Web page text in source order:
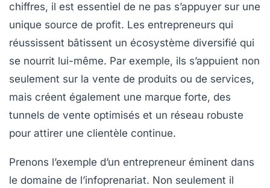
chiffres, il est essentiel de ne pas s’appuyer sur une
unique source de profit. Les entrepreneurs qui
réussissent bâtissent un écosystème diversifié qui
se nourrit lui-même. Par exemple, ils s’appuient non
seulement sur la vente de produits ou de services,
mais créent également une marque forte, des
tunnels de vente optimisés et un réseau robuste
pour attirer une clientèle continue.
Prenons l’exemple d’un entrepreneur éminent dans
le domaine de l’infoprenariat. Non seulement il